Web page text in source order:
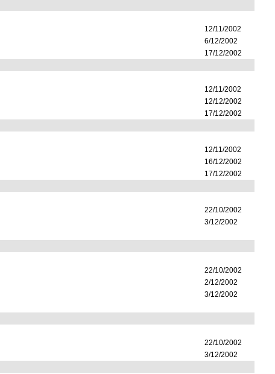
12/11/2002
6/12/2002
17/12/2002
12/11/2002
12/12/2002
17/12/2002
12/11/2002
16/12/2002
17/12/2002
22/10/2002
3/12/2002
22/10/2002
2/12/2002
3/12/2002
22/10/2002
3/12/2002